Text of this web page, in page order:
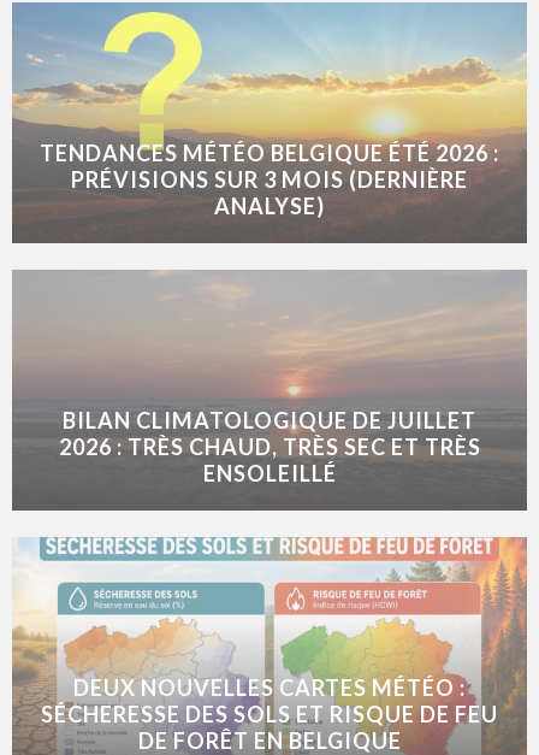
TENDANCES MÉTÉO BELGIQUE ÉTÉ 2026 :
PRÉVISIONS SUR 3 MOIS (DERNIÈRE
ANALYSE)
BILAN CLIMATOLOGIQUE DE JUILLET
2026 : TRÈS CHAUD, TRÈS SEC ET TRÈS
ENSOLEILLÉ
DEUX NOUVELLES CARTES MÉTÉO :
SÉCHERESSE DES SOLS ET RISQUE DE FEU
DE FORÊT EN BELGIQUE